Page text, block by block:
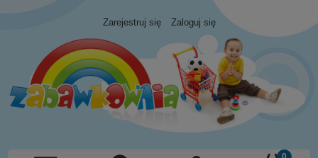
Zarejestruj się Zaloguj się